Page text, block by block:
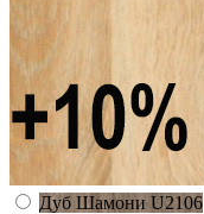
Дуб Шамони U2106